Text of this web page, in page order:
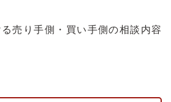
売り手側・買い手側の相談内容